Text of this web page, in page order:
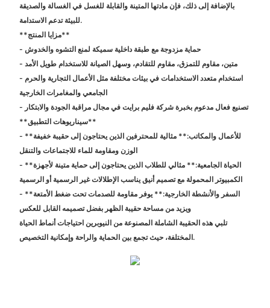
بالإضافة إلى ذلك، فإن مادتها المتينة والقابلة للغسل في الغسالة والصديقة
للبيئة تدعم الاستدامة.
**مزايا المنتج**
- حماية مزدوجة مع طبقة داخلية سميكة لمنع التشوه والخدوش
- متين، مقاوم للتمزق، مقاوم للتقادم، وسهل الصيانة للاستخدام طويل الأمد
- استخدام متعدد الاستخدامات في بيئات مختلفة مثل الأعمال التجارية والحرم
الجامعي والمغامرات الخارجية
- تصنيع فعال مدعوم بخبرة شركة فليم برايت في مجال مراقبة الجودة والابتكار
**سيناريوهات التطبيق**
- **للأعمال والمكاتب:** مثالية للمحترفين الذين يحتاجون إلى حقيبة خفيفة
الوزن ومقاومة للماء للاجتماعات والتنقل
- **الحياة الجامعية:** مثالي للطلاب الذين يحتاجون إلى حماية متينة لأجهزة
الكمبيوتر المحمولة مع تصميم أنيق يناسب الإطلالات غير الرسمية أو الرسمية
- **السفر والأنشطة الخارجية:** يوفر مقاومة للصدمات تحت ضغط الأمتعة
ويزيد من مساحة حقيبة الظهر بفضل تصميمه القابل للعكس
تلبي هذه الحقيبة الشاملة المصنوعة من النيوبرين احتياجات أنماط الحياة
المختلفة، حيث تجمع بين الحماية والراحة وإمكانية التخصيص.